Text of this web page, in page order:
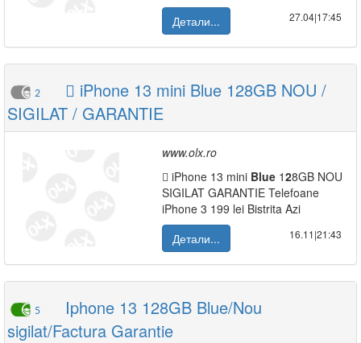
Детали...
27.04|17:45
2
 iPhone 13 mini Blue 128GB NOU /
SIGILAT / GARANTIE
www.olx.ro
 iPhone 13 mini Blue 128GB NOU
SIGILAT GARANTIE Telefoane
iPhone 3 199 lei Bistrita Azi
Детали...
16.11|21:43
5
Iphone 13 128GB Blue/Nou
sigilat/Factura Garantie